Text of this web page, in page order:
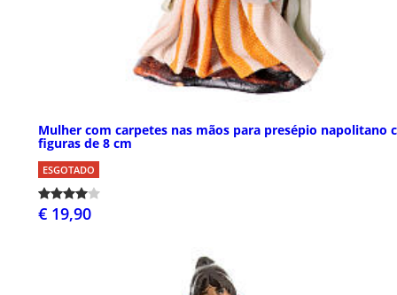
Mulher com carpetes nas mãos para presépio napolitano
figuras de 8 cm
ESGOTADO
€ 19,90